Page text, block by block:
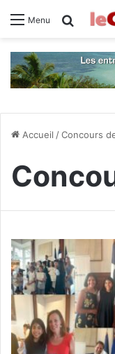
Menu
Accueil /Concours